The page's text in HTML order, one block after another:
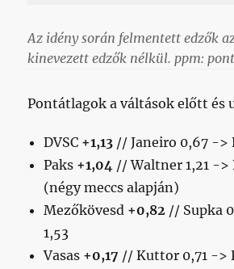
Az idény során felmentett edzők
kinevezett edzők nélkül. ppm:
Pontátlagok a váltások előtt és
DVSC +1,13 // Janeiro 0,67 ->
Paks +1,04 // Waltner 1,21 ->
(négy meccs alapján)
Mezőkövesd +0,82 // Supka
1,53
Vasas +0,17 // Kuttor 0,71 ->